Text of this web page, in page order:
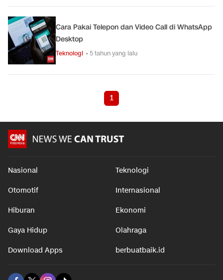
Cara Pakai Telepon dan Video Call di WhatsApp
Desktop
Teknologi • 5 tahun yang lalu
1
Nasional Teknologi
Otomotif Internasional
Hiburan Ekonomi
Gaya Hidup Olahraga
Download Apps berbuatbaik.id